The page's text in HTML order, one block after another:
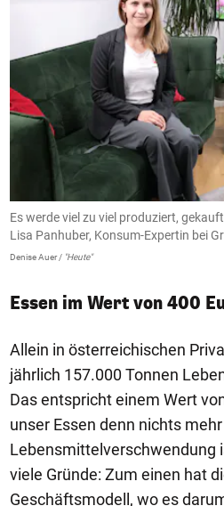
Es werde viel zu viel produziert,
Lisa Panhuber, Konsum-Expertin bei
Denise Auer / "Heute"
Essen im Wert von 400
Allein in österreichischen
jährlich 157.000 Tonnen
Das entspricht einem Wert
unser Essen denn nichts
Lebensmittelverschwendung
viele Gründe: Zum einen hat
Geschäftsmodell, wo es